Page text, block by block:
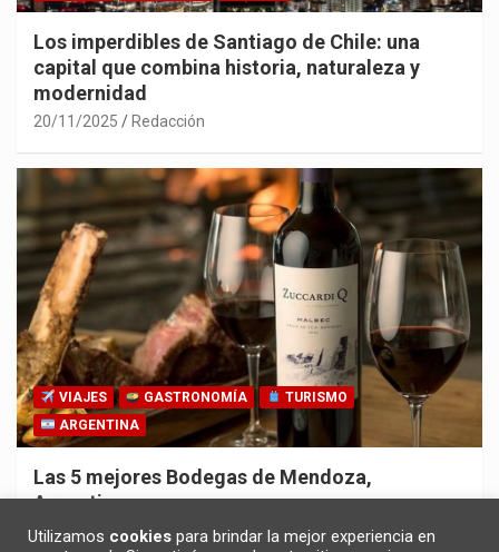
Los imperdibles de Santiago de Chile: una
capital que combina historia, naturaleza y
modernidad
20/11/2025 Redacción
VIAJES GASTRONOMÍA
TURISMO
ARGENTINA
Las 5 mejores Bodegas de Mendoza,
Argentina
30/10/2025 Redacción
Utilizamos cookies para brindar la mejor experiencia en